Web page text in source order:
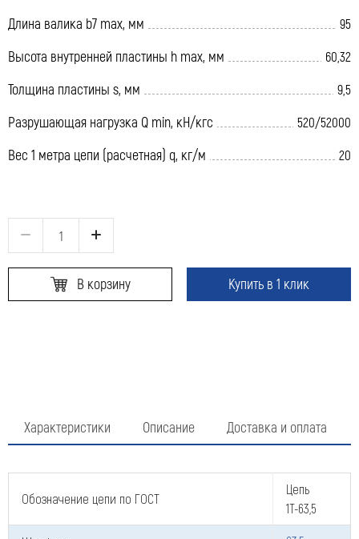
Длина валика b7 max, мм 95
Высота внутренней пластины h max, мм 60,32
Толщина пластины s, мм 9,5
Разрушающая нагрузка Q min, кН/кгс 520/52000
Вес 1 метра цепи (расчетная) q, кг/м 20
В корзину Купить в 1 клик
Характеристики Описание Доставка и оплата
Обозначение цепи по ГОСТ
Цепь
1Т-63,5